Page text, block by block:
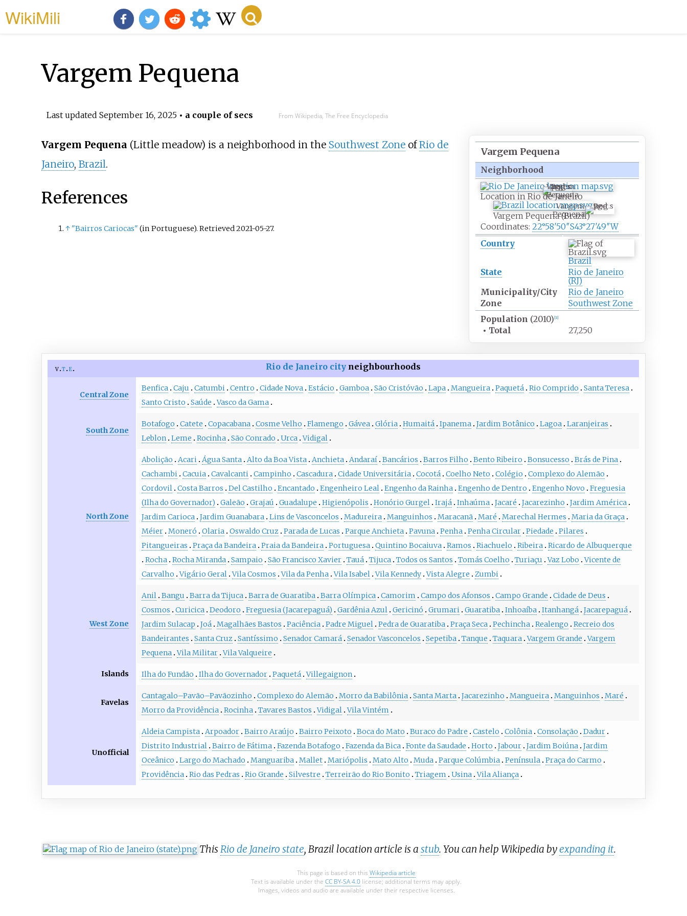
WikiMili
Vargem Pequena
Last updated September 16, 2025• a couple of secs From Wikipedia, The Free Encyclopedia
Vargem Pequena
Neighborhood
Vargem
Pequena
Location in Rio de Janeiro
Vargem
Pequena
Vargem Pequena (Brazil)
Coordinates: 22°58′50″S43°27′49″W
Country
Brazil
State
Rio de Janeiro
(RJ)
Municipality/City
Rio de Janeiro
Zone
Southwest Zone
Population (2010) 1]
• Total 27,250
Vargem Pequena (Little meadow) is a neighborhood in the Southwest ZoneofRio de
Janeiro, Brazil.
References
↑ "Bairros Cariocas" (in Portuguese). Retrieved2021-05-27.
v t e Rio de Janeiro city neighbourhoods
Central Zone
Benfica Caju Catumbi Centro Cidade Nova Estácio Gamboa São Cristóvão Lapa Mangueira Paquetá Rio Comprido
Santa Teresa
Santo Cristo
Saúde Vasco da Gama
South Zone
Botafogo Catete Copacabana Cosme Velho Flamengo Gávea Glória Humaitá Ipanema Jardim Botânico Lagoa Laranjeiras
Leblon Leme Rocinha São Conrado Urca Vidigal
North Zone
Abolição Acari Água Santa Alto da Boa Vista Anchieta Andaraí Bancários Barros Filho Bento Ribeiro Bonsucesso
Brás de Pina
Cachambi Cacuia Cavalcanti Campinho Cascadura Cidade Universitária Cocotá Coelho Neto Colégio
Complexo do Alemão
Cordovil Costa Barros Del Castilho Encantado Engenheiro Leal Engenho da Rainha Engenho de Dentro Engenho Novo
Freguesia
(Ilha do Governador)
Galeão Grajaú Guadalupe Higienópolis Honório Gurgel Irajá Inhaúma Jacaré Jacarezinho
Jardim América
Jardim Carioca Jardim Guanabara Lins de Vasconcelos Madureira Manguinhos Maracanã Maré Marechal Hermes
Maria da Graça
Méier Moneró Olaria Oswaldo Cruz Parada de Lucas Parque Anchieta Pavuna Penha Penha Circular Piedade
Pilares
Pitangueiras
Praça da Bandeira Praia da Bandeira Portuguesa Quintino Bocaiuva Ramos Riachuelo Ribeira Ricardo de Albuquerque
Rocha Rocha Miranda Sampaio São Francisco Xavier Tauá Tijuca Todos os Santos Tomás Coelho Turiaçu Vaz Lobo
Vicente de
Carvalho
Vigário Geral Vila Cosmos Vila da Penha Vila Isabel Vila Kennedy Vista Alegre Zumbi
West Zone
Anil Bangu Barra da Tijuca Barra de Guaratiba Barra Olímpica Camorim Campo dos Afonsos Campo Grande
Cidade de Deus
Cosmos
Curicica Deodoro Freguesia (Jacarepaguá) Gardênia Azul Gericinó Grumari Guaratiba Inhoaíba Itanhangá Jacarepaguá
Jardim Sulacap
Joá Magalhães Bastos Paciência Padre Miguel Pedra de Guaratiba Praça Seca Pechincha Realengo
Recreio dos
Bandeirantes
Santa Cruz Santíssimo Senador Camará Senador Vasconcelos Sepetiba Tanque Taquara Vargem Grande
Vargem
Pequena Vila Militar Vila Valqueire
Islands Ilha do Fundão Ilha do Governador Paquetá Villegaignon
Favelas
Cantagalo–Pavão–Pavãozinho Complexo do Alemão Morro da Babilônia Santa Marta Jacarezinho Mangueira Manguinhos
Maré
Morro da Providência Rocinha Tavares Bastos Vidigal Vila Vintém
Unofficial
Aldeia Campista Arpoador Bairro Araújo Bairro Peixoto Boca do Mato Buraco do Padre Castelo Colônia Consolação
Dadur
Distrito Industrial Bairro de Fátima Fazenda Botafogo Fazenda da Bica Fonte da Saudade Horto Jabour Jardim Boiúna Jardim
Oceânico
Largo do Machado Manguariba Mallet Mariópolis Mato Alto Muda Parque Colúmbia Península Praça do Carmo
Providência Rio das Pedras Rio Grande Silvestre Terreirão do Rio Bonito Triagem Usina Vila Aliança
ThisRio de Janeiro state, Brazil location article is a stub. You can help Wikipedia byexpanding it.
This page is based on this Wikipedia article
Text is available under the CC BY-SA 4.0 license; additional terms may apply.
Images, videos and audio are available under their respective licenses.